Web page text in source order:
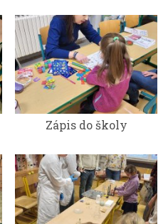
Zápis do školy